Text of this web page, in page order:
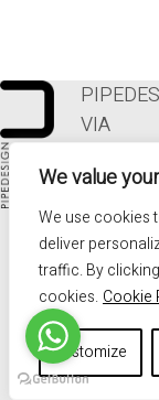
We value
We use cookies
deliver
traffic. By
cookies. Cookie
Customize
VIA
33070
(PN)
ITALIA
© 2026 -